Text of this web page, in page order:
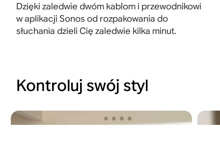
Dzięki zaledwie dwóm kablom i przewodnikowi
w aplikacji Sonos od rozpakowania do
słuchania dzieli Cię zaledwie kilka minut.
Kontroluj swój styl